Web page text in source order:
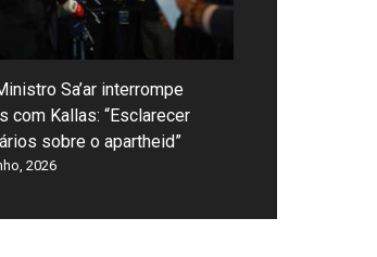
Sa’ar interrompe
com Kallas: “Esclarecer
sobre o apartheid”
2026